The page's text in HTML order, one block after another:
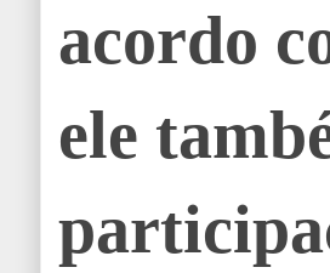
acordo
ele